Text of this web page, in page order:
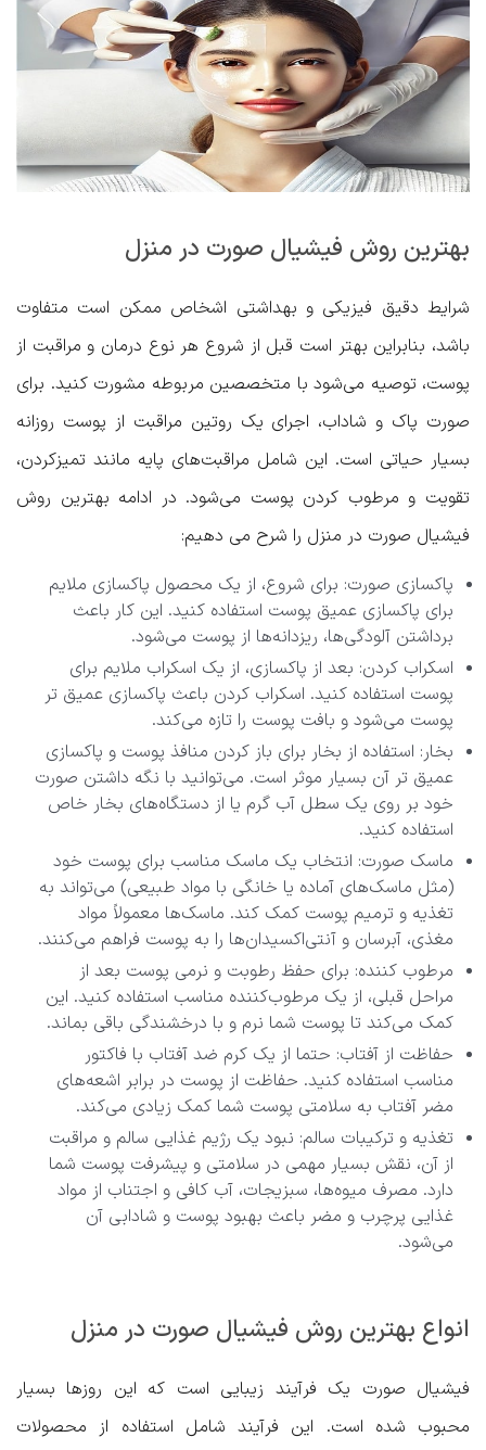
بهترین روش فیشیال صورت در منزل
شرایط دقیق فیزیکی و بهداشتی اشخاص ممکن است متفاوت
باشد، بنابراین بهتر است قبل از شروع هر نوع درمان و مراقبت از
پوست، توصیه می‌شود با متخصصین مربوطه مشورت کنید. برای
صورت پاک و شاداب، اجرای یک روتین مراقبت از پوست روزانه
بسیار حیاتی است. این شامل مراقبت‌های پایه مانند تمیزکردن،
تقویت و مرطوب کردن پوست می‌شود. در ادامه بهترین روش
فیشیال صورت در منزل را شرح می دهیم:
پاکسازی صورت: برای شروع، از یک محصول پاکسازی ملایم
برای پاکسازی عمیق پوست استفاده کنید. این کار باعث
برداشتن آلودگی‌ها، ریزدانه‌ها از پوست می‌شود.
اسکراب کردن: بعد از پاکسازی، از یک اسکراب ملایم برای
پوست استفاده کنید. اسکراب کردن باعث پاکسازی عمیق تر
پوست می‌شود و بافت پوست را تازه می‌کند.
بخار: استفاده از بخار برای باز کردن منافذ پوست و پاکسازی
عمیق تر آن بسیار موثر است. می‌توانید با نگه داشتن صورت
خود بر روی یک سطل آب گرم یا از دستگاه‌های بخار خاص
استفاده کنید.
ماسک صورت: انتخاب یک ماسک مناسب برای پوست خود
(مثل ماسک‌های آماده یا خانگی با مواد طبیعی) می‌تواند به
تغذیه و ترمیم پوست کمک کند. ماسک‌ها معمولاً مواد
مغذی، آبرسان و آنتی‌اکسیدان‌ها را به پوست فراهم می‌کنند.
مرطوب کننده: برای حفظ رطوبت و نرمی پوست بعد از
مراحل قبلی، از یک مرطوب‌کننده مناسب استفاده کنید. این
کمک می‌کند تا پوست شما نرم و با درخشندگی باقی بماند.
حفاظت از آفتاب: حتما از یک کرم ضد آفتاب با فاکتور
مناسب استفاده کنید. حفاظت از پوست در برابر اشعه‌های
مضر آفتاب به سلامتی پوست شما کمک زیادی می‌کند.
تغذیه و ترکیبات سالم: نبود یک رژیم غذایی سالم و مراقبت
از آن، نقش بسیار مهمی در سلامتی و پیشرفت پوست شما
دارد. مصرف میوه‌ها، سبزیجات، آب کافی و اجتناب از مواد
غذایی پرچرب و مضر باعث بهبود پوست و شادابی آن
می‌شود.
انواع بهترین روش فیشیال صورت در منزل
فیشیال صورت یک فرآیند زیبایی‌ است که این روزها بسیار
محبوب شده است. این فرآیند شامل استفاده از محصولات